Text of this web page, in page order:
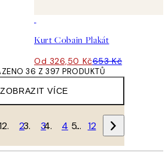
Kurt Cobain Plakát
Od 326,50 Kč653 Kč
ZOBRAZIT VÍCE
36 Z 397 PRODUKTŮ
2 3 4 … 12